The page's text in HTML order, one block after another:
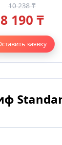
10 238 ₸
8 190 ₸
заявку